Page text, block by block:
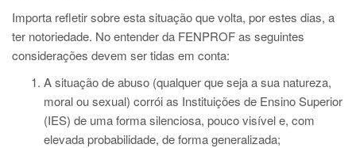
Importa refletir sobre esta situação que volta, por estes dias, a
ter notoriedade. No entender da FENPROF as seguintes
considerações devem ser tidas em conta:
A situação de abuso (qualquer que seja a sua natureza,
moral ou sexual) corrói as Instituições de Ensino Superior
(IES) de uma forma silenciosa, pouco visível e, com
elevada probabilidade, de forma generalizada;